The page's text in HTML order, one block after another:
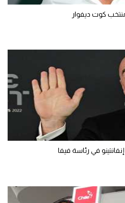
منتخب كوت ديفوار
في رئاسة فيفا